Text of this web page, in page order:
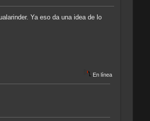
Ya eso da una idea de lo
En línea